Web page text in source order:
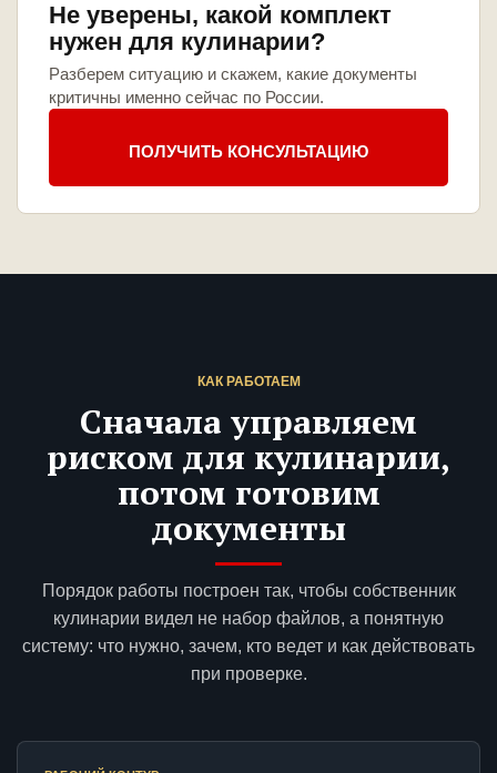
Не уверены, какой комплект
нужен для кулинарии?
Разберем ситуацию и скажем, какие документы
критичны именно сейчас по России.
ПОЛУЧИТЬ КОНСУЛЬТАЦИЮ
КАК РАБОТАЕМ
Сначала управляем
риском для кулинарии,
потом готовим
документы
Порядок работы построен так, чтобы собственник
кулинарии видел не набор файлов, а понятную
систему: что нужно, зачем, кто ведет и как действовать
при проверке.